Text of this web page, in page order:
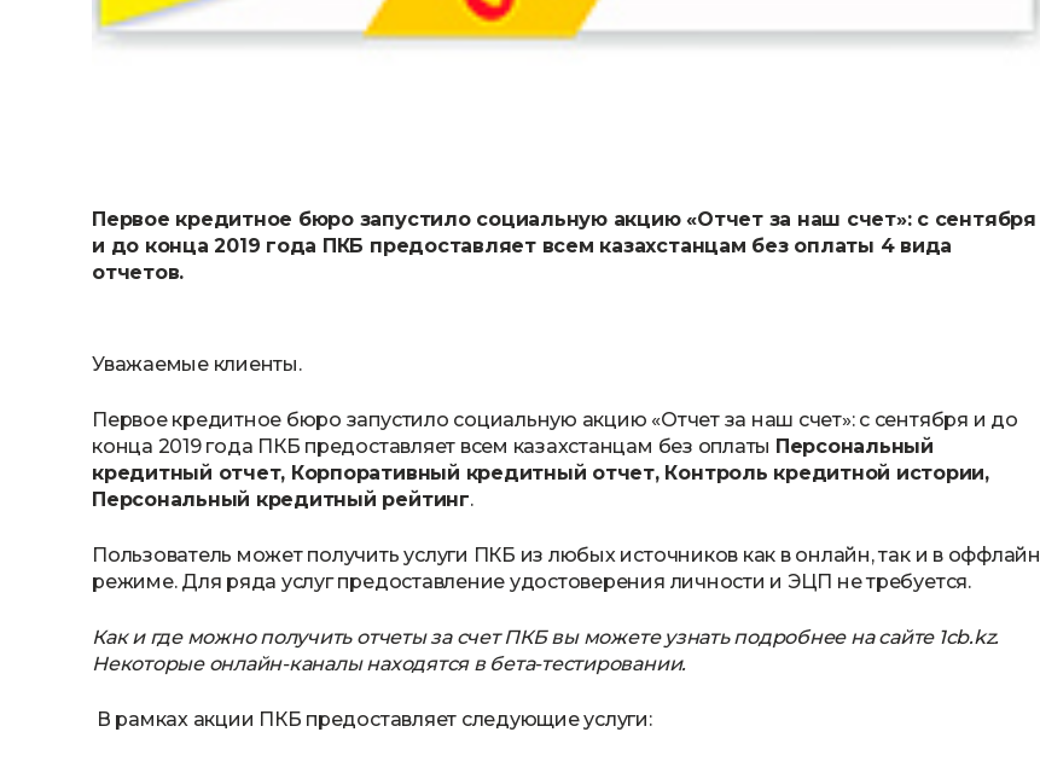
Первое кредитное бюро запустило социальную акцию «Отчет за наш счет»: с сентября
и до конца 2019 года ПКБ предоставляет всем казахстанцам без оплаты 4 вида
отчетов.
Уважаемые клиенты.
Первое кредитное бюро запустило социальную акцию «Отчет за наш счет»: с сентября и до
конца 2019 года ПКБ предоставляет всем казахстанцам без оплаты Персональный
кредитный отчет, Корпоративный кредитный отчет, Контроль кредитной истории,
Персональный кредитный рейтинг.
Пользователь может получить услуги ПКБ из любых источников как в онлайн, так и в оффлайн
режиме. Для ряда услуг предоставление удостоверения личности и ЭЦП не требуется.
Как и где можно получить отчеты за счет ПКБ вы можете узнать подробнее на сайте 1cb.kz.
Некоторые онлайн-каналы находятся в бета-тестировании.
В рамках акции ПКБ предоставляет следующие услуги: